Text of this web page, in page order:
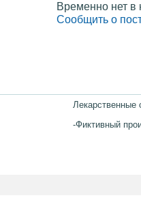
Временно нет в
Сообщить о
Лекарственные
-Фиктивный